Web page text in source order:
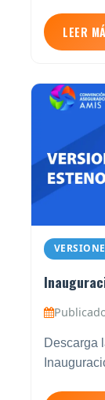
LEER
Descarga